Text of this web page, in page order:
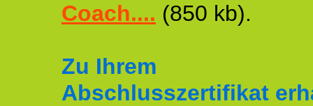
Coach.... (850 kb).
Zu Ihrem
Abschlusszertifikat